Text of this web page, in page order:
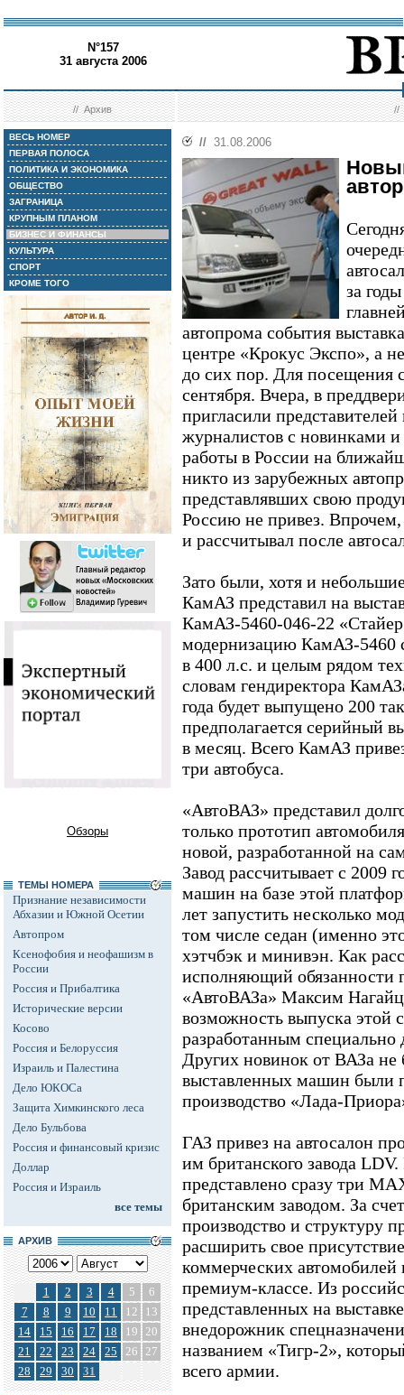
N°157
31 августа 2006
//Архив //
ВЕСЬ НОМЕР
ПЕРВАЯ ПОЛОСА
ПОЛИТИКА И ЭКОНОМИКА
ОБЩЕСТВО
ЗАГРАНИЦА
КРУПНЫМ ПЛАНОМ
БИЗНЕС И ФИНАНСЫ
КУЛЬТУРА
СПОРТ
КРОМЕ ТОГО
Обзоры
ТЕМЫ НОМЕРА
Признание независимости
Абхазии и Южной Осетии
Автопром
Ксенофобия и неофашизм в
России
Россия и Прибалтика
Исторические версии
Косово
Россия и Белоруссия
Израиль и Палестина
Дело ЮКОСа
Защита Химкинского леса
Дело Бульбова
Россия и финансовый кризис
Доллар
Россия и Израиль
все темы
АРХИВ
1 2 3 4 5
6
7
8 9 10 11 12
13
14
15 16 17 18 19 20
21
22 23 24 25 26 27
28
29 30 31
// 31.08.2006
за
автопрома события
центре «Крокус Экспо», а
до сих пор. Для посещения
сентября. Вчера, в
пригласили
журналистов с новинками и
работы в России на
никто из зарубежных
представлявших свою
Россию не привез. Впрочем,
и рассчитывал после
Зато были, хотя и
КамАЗ представил на
КамАЗ-5460-046-22
модернизацию КамАЗ-5460
в 400 л.с. и целым рядом
словам гендиректора
года будет выпущено 200
предполагается серийный
в месяц. Всего КамАЗ
три автобуса.
«АвтоВАЗ» представил
только прототип
новой, разработанной на
Завод рассчитывает с 2009
машин на базе этой
лет запустить несколько
том числе седан (именно
хэтчбэк и минивэн. Как
исполняющий обязанности
«АвтоВАЗа» Максим
возможность выпуска
разработанным специально
Других новинок от ВАЗа не
выставленных машин были
производство «Лада-
ГАЗ привез на автосалон
им британского завода
представлено сразу три
британским заводом. За
производство и структуру
расширить свое
коммерческих автомобилей
премиум-классе. Из
представленных на
внедорожник
названием «Тигр-2»,
всего армии.